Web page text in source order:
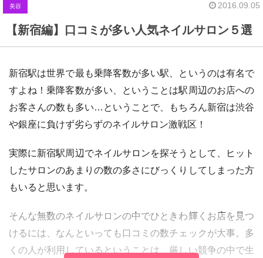
美容 2016.09.05
【新宿編】口コミが多い人気ネイルサロン５選
新宿駅は世界で最も乗降客数が多い駅、というのは有名で
すよね！乗降客数が多い、ということは駅周辺のお店への
お客さんの数も多い…ということで、もちろん新宿は渋谷
や銀座に負けず劣らずのネイルサロン激戦区！
実際に新宿駅周辺でネイルサロンを探そうとして、ヒット
したサロンのあまりの数の多さにびっくりしてしまった方
もいると思います。
そんな無数のネイルサロンの中でひときわ輝くお店を見つ
けるには、なんといっても口コミの数チェックが大事。多
くの人が利用しているということは、厳しい競争の中で生